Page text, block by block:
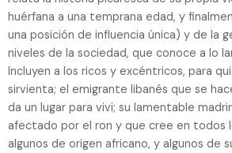
huérfana a una temprana edad, y
una posición de influencia única) y de la
niveles de la sociedad, que conoce a lo
Incluyen a los ricos y excéntricos, para
sirvienta; el emigrante libanés que se
da un lugar para vivi; su lamentable
afectado por el ron y que cree en todos
algunos de origen africano, y algunos de